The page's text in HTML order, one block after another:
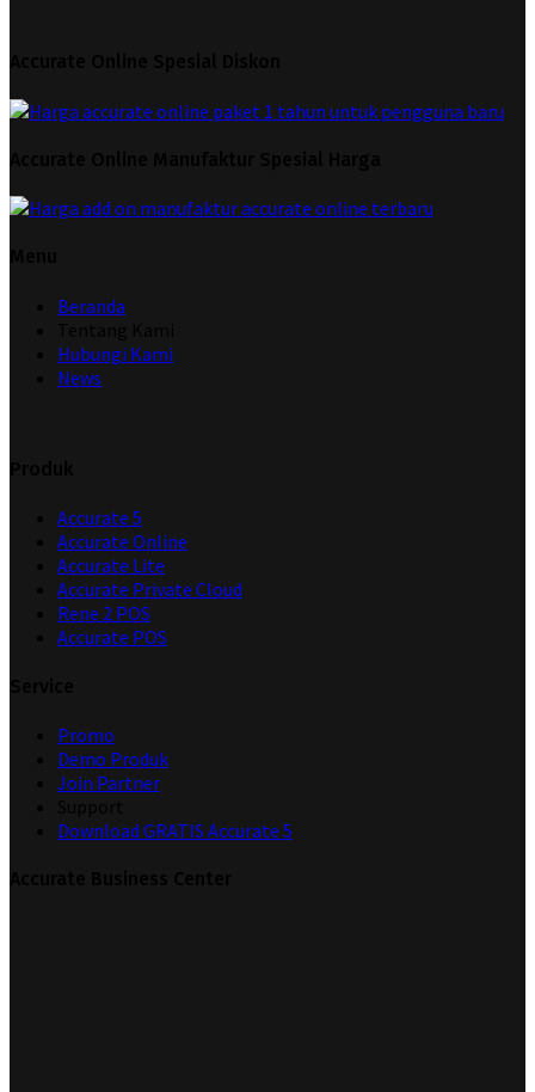
Beranda
Hubungi Kami
News
Accurate 5
Accurate Online
Accurate Lite
Accurate Private Cloud
Rene 2 POS
Accurate POS
Promo
Demo Produk
Join Partner
Download GRATIS Accurate 5